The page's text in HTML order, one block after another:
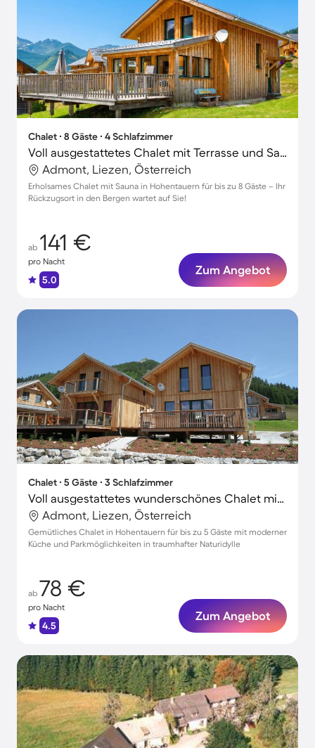
Chalet ∙ 8 Gäste ∙ 4 Schlafzimmer
Voll ausgestattetes Chalet mit Terrasse und Sauna | Nah am Skifahren
Admont, Liezen, Österreich
Erholsames Chalet mit Sauna in Hohentauern für bis zu 8 Gäste – Ihr
Rückzugsort in den Bergen wartet auf Sie!
ab 141 €
pro Nacht
5.0
Zum Angebot
Chalet ∙ 5 Gäste ∙ 3 Schlafzimmer
Voll ausgestattetes wunderschönes Chalet mit Terrasse | Bergblick | Skifahren in der Nähe
Admont, Liezen, Österreich
Gemütliches Chalet in Hohentauern für bis zu 5 Gäste mit moderner
Küche und Parkmöglichkeiten in traumhafter Naturidylle
ab 78 €
pro Nacht
4.5
Zum Angebot